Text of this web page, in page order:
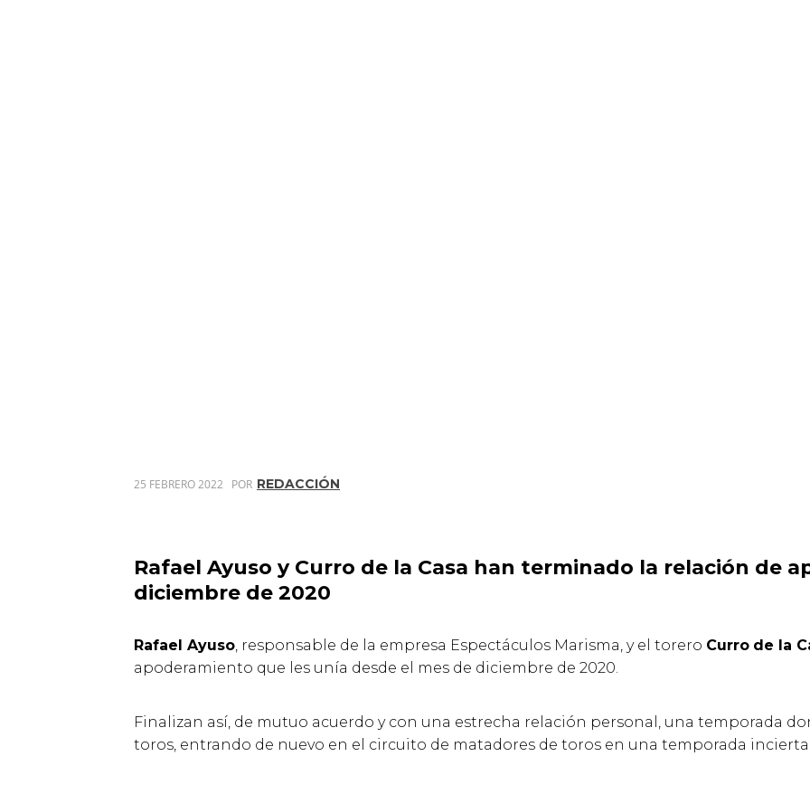
25 FEBRERO 2022 POR REDACCIÓN
Rafael Ayuso y Curro de la Casa han terminado la relación de
diciembre de 2020
Rafael Ayuso, responsable de la empresa Espectáculos Marisma, y el torero Curro de la
apoderamiento que les unía desde el mes de diciembre de 2020.
Finalizan así, de mutuo acuerdo y con una estrecha relación personal, una temporada
toros, entrando de nuevo en el circuito de matadores de toros en una temporada incierta